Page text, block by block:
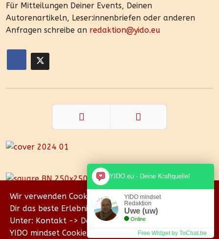
Für Mitteilungen Deiner Events, Deinen
Autorenartikeln, Leser:innenbriefen oder anderen
Anfragen schreibe an redaktion@yido.eu
Wir verwenden Cookies, um sicherzustellen, dass wir
Dir das beste Erlebnis auf unserer Website bieten.
Unter: Kontakt -> Datenschutz erklären wir Dir, wie
YIDO mindset Cookies verwendet.
YIDO.eu - Deine Kraftquelle!
YIDO mindset
Redaktion
Uwe (uw)
Online
Free Widget by ToChat.be